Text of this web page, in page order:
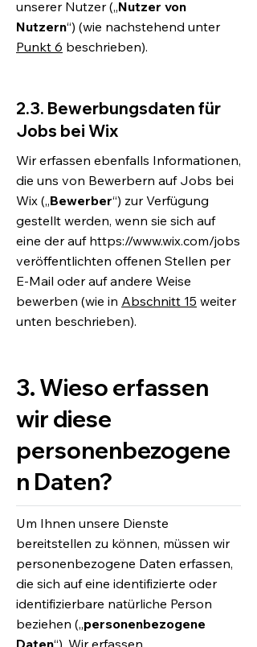
unserer Nutzer („Nutzer von
Nutzern“) (wie nachstehend unter
Punkt 6 beschrieben).
2.3. Bewerbungsdaten für
Jobs bei Wix
Wir erfassen ebenfalls Informationen,
die uns von Bewerbern auf Jobs bei
Wix („Bewerber“) zur Verfügung
gestellt werden, wenn sie sich auf
eine der auf https://www.wix.com/jobs
veröffentlichten offenen Stellen per
E-Mail oder auf andere Weise
bewerben (wie in Abschnitt 15 weiter
unten beschrieben).
3. Wieso erfassen
wir diese
personenbezogene
n Daten?
Um Ihnen unsere Dienste
bereitstellen zu können, müssen wir
personenbezogene Daten erfassen,
die sich auf eine identifizierte oder
identifizierbare natürliche Person
beziehen („personenbezogene
Daten“). Wir erfassen